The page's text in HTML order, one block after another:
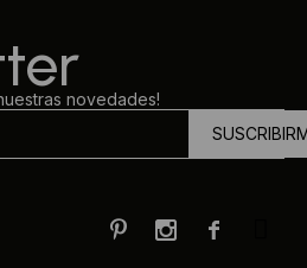
novedades!

 